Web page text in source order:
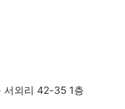
서외리 42-35 1층